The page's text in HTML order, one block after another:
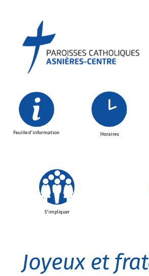
Feuille d'information Horaires
S'impliquer
Joyeux et